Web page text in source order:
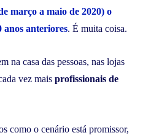
março a maio de 2020) o
anos anteriores. É muita coisa.
na casa das pessoas, nas lojas
vez mais profissionais de
como o cenário está promissor,